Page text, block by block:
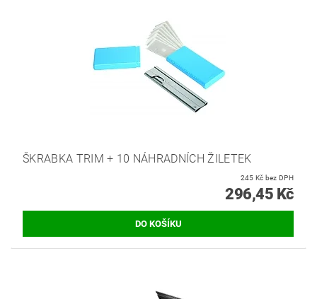
ŠKRABKA TRIM + 10 NÁHRADNÍCH ŽILETEK
245 Kč bez DPH
296,45 Kč